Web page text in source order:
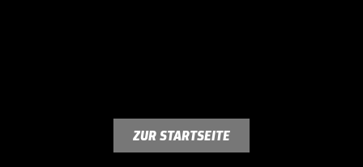
ZUR STARTSEITE